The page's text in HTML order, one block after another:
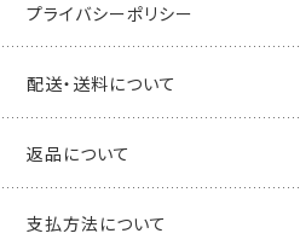
プライバシーポリシー
配送・送料について
返品について
支払方法について